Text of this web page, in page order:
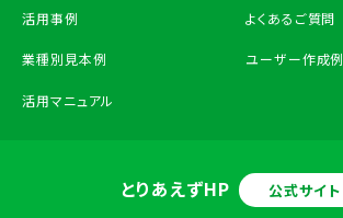
とりあえずHP 公式サイト
活用事例
業種別見本例
よくあるご質問
ユーザー作成例
活用マニュアル